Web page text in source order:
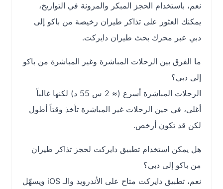
نعم، باستخدام الحجز المبكر والمرونة في التواريخ،
يمكنك العثور على تذاكر طيران رخيصة من باكو إلى
دبي عبر محرك بحث طيران دايركت.
ما الفرق بين الرحلات المباشرة وغير المباشرة من باكو
إلى دبي؟
الرحلات المباشرة أسرع (≈ 2 س 55 د) لكنها غالباً
أغلى، في حين الرحلات غير المباشرة تأخذ وقتاً أطول
لكن قد تكون أرخص.
هل يمكن استخدام تطبيق دايركت لحجز تذاكر طيران
من باكو إلى دبي؟
نعم، تطبيق دايركت متاح على الأندرويد والـ iOS ويسهّل